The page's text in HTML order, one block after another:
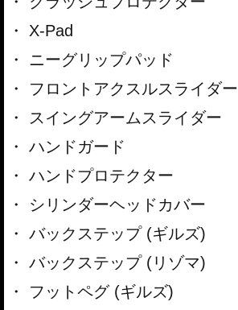
X-Pad
ニーグリップパッド
フロントアクスルスライダー
スイングアームスライダー
ハンドガード
ハンドプロテクター
シリンダーヘッドカバー
バックステップ (ギルズ)
バックステップ (リゾマ)
フットペグ (ギルズ)